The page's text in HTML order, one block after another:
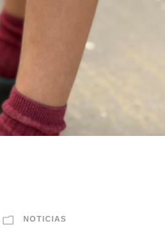
NOTICIAS